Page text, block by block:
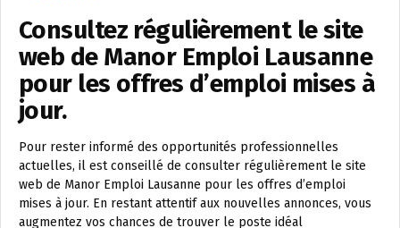
Consultez régulièrement le site
web de Manor Emploi Lausanne
pour les offres d’emploi mises à
jour.
Pour rester informé des opportunités professionnelles
actuelles, il est conseillé de consulter régulièrement le site
web de Manor Emploi Lausanne pour les offres d’emploi
mises à jour. En restant attentif aux nouvelles annonces, vous
augmentez vos chances de trouver le poste idéal